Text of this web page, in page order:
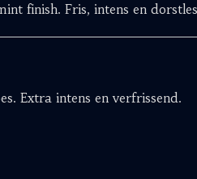
finish. Fris, intens en
Extra intens en verfrissend.